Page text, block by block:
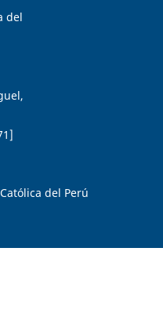
del
del Perú